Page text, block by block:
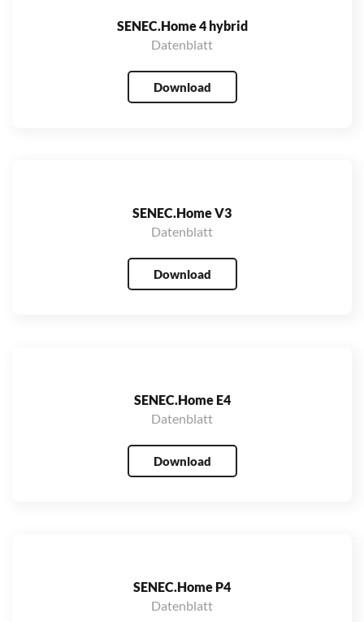
SENEC.Home 4 hybrid
Datenblatt
Download
SENEC.Home V3
Datenblatt
Download
SENEC.Home E4
Datenblatt
Download
SENEC.Home P4
Datenblatt